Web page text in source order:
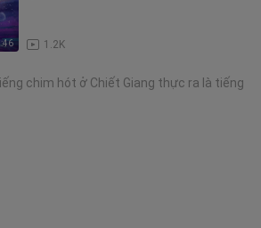
1.2K
chim hót ở Chiết Giang thực ra là tiếng